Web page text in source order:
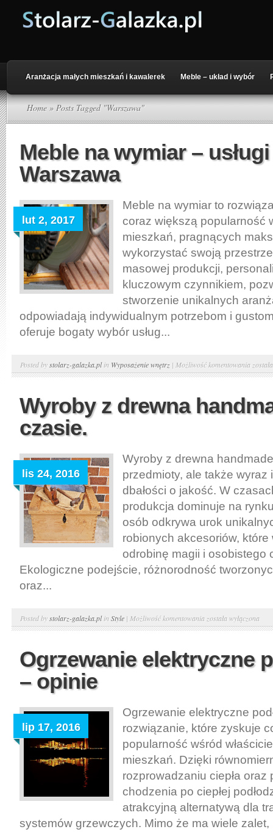
Aranżacja małych mieszkań i kawalerek Meble – układ i wybór
Home » Posts Tagged "Warszawa"
Meble na wymiar –
Warszawa
lut 2, 2017
Meble na wymiar to
coraz większą popularność
mieszkań, pragnących
wykorzystać swoją
masowej produkcji,
kluczowym czynnikiem,
stworzenie unikalnych
odpowiadają indywidualnym potrzebom i
oferuje bogaty wybór usług...
Posted bystolarz-galazka.plin Wyposażenie wnętrz | Możliwość komentowania Meble
na
–
Wyroby z drewna
czasie.
lis 24, 2016
Wyroby z drewna
przedmioty, ale także wyraz
dbałości o jakość. W
produkcja dominuje na
osób odkrywa urok
robionych akcesoriów,
odrobinę magii i osobistego
Ekologiczne podejście, różnorodność
oraz...
Posted bystolarz-galazka.plin Style | Możliwość komentowania Wyroby
z
handmade
została wyłączona
Ogrzewanie elektryczne
– opinie
lip 17, 2016
Ogrzewanie elektryczne
rozwiązanie, które zyskuje
popularność wśród
mieszkań. Dzięki
rozprowadzaniu ciepła oraz
chodzenia po ciepłej
atrakcyjną alternatywą dla
systemów grzewczych. Mimo że ma wiele zalet,